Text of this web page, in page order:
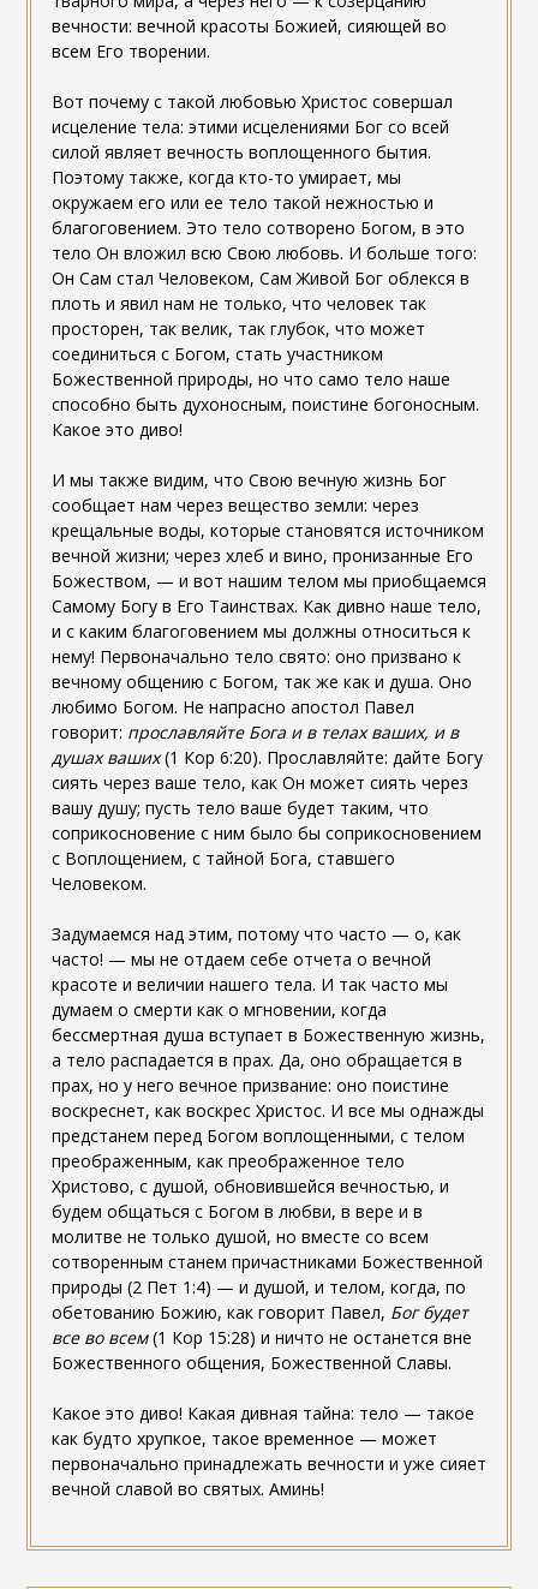
вечности: вечной красоты Божией, сияющей во
всем Его творении.
Вот почему с такой любовью Христос совершал
исцеление тела: этими исцелениями Бог со всей
силой являет вечность воплощенного бытия.
Поэтому также, когда кто-то умирает, мы
окружаем его или ее тело такой нежностью и
благоговением. Это тело сотворено Богом, в это
тело Он вложил всю Свою любовь. И больше того:
Он Сам стал Человеком, Сам Живой Бог облекся в
плоть и явил нам не только, что человек так
просторен, так велик, так глубок, что может
соединиться с Богом, стать участником
Божественной природы, но что само тело наше
способно быть духоносным, поистине богоносным.
Какое это диво!
И мы также видим, что Свою вечную жизнь Бог
сообщает нам через вещество земли: через
крещальные воды, которые становятся источником
вечной жизни; через хлеб и вино, пронизанные Его
Божеством, — и вот нашим телом мы приобщаемся
Самому Богу в Его Таинствах. Как дивно наше тело,
и с каким благоговением мы должны относиться к
нему! Первоначально тело свято: оно призвано к
вечному общению с Богом, так же как и душа. Оно
любимо Богом. Не напрасно апостол Павел
говорит: прославляйте Бога и в телах ваших, и в
душах ваших(1 Кор 6:20). Прославляйте: дайте Богу
сиять через ваше тело, как Он может сиять через
вашу душу; пусть тело ваше будет таким, что
соприкосновение с ним было бы соприкосновением
с Воплощением, с тайной Бога, ставшего
Человеком.
Задумаемся над этим, потому что часто — о, как
часто! — мы не отдаем себе отчета о вечной
красоте и величии нашего тела. И так часто мы
думаем о смерти как о мгновении, когда
бессмертная душа вступает в Божественную жизнь,
а тело распадается в прах. Да, оно обращается в
прах, но у него вечное призвание: оно поистине
воскреснет, как воскрес Христос. И все мы однажды
предстанем перед Богом воплощенными, с телом
преображенным, как преображенное тело
Христово, с душой, обновившейся вечностью, и
будем общаться с Богом в любви, в вере и в
молитве не только душой, но вместе со всем
сотворенным станем причастниками Божественной
природы (2 Пет 1:4) — и душой, и телом, когда, по
обетованию Божию, как говорит Павел, Бог будет
все во всем(1 Кор 15:28) и ничто не останется вне
Божественного общения, Божественной Славы.
Какое это диво! Какая дивная тайна: тело — такое
как будто хрупкое, такое временное — может
первоначально принадлежать вечности и уже сияет
вечной славой во святых. Аминь!